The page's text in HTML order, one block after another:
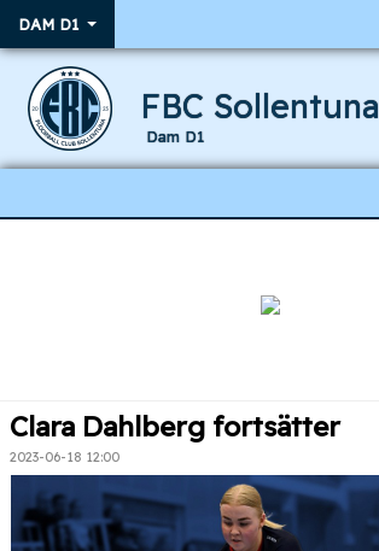
DAM D1
FBC Sollentuna
Dam D1
TRUPPEN
Clara Dahlberg fortsätter
2023-06-18 12:00